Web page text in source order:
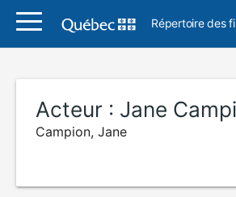
Répertoire des
Acteur : Jane
Campion, Jane